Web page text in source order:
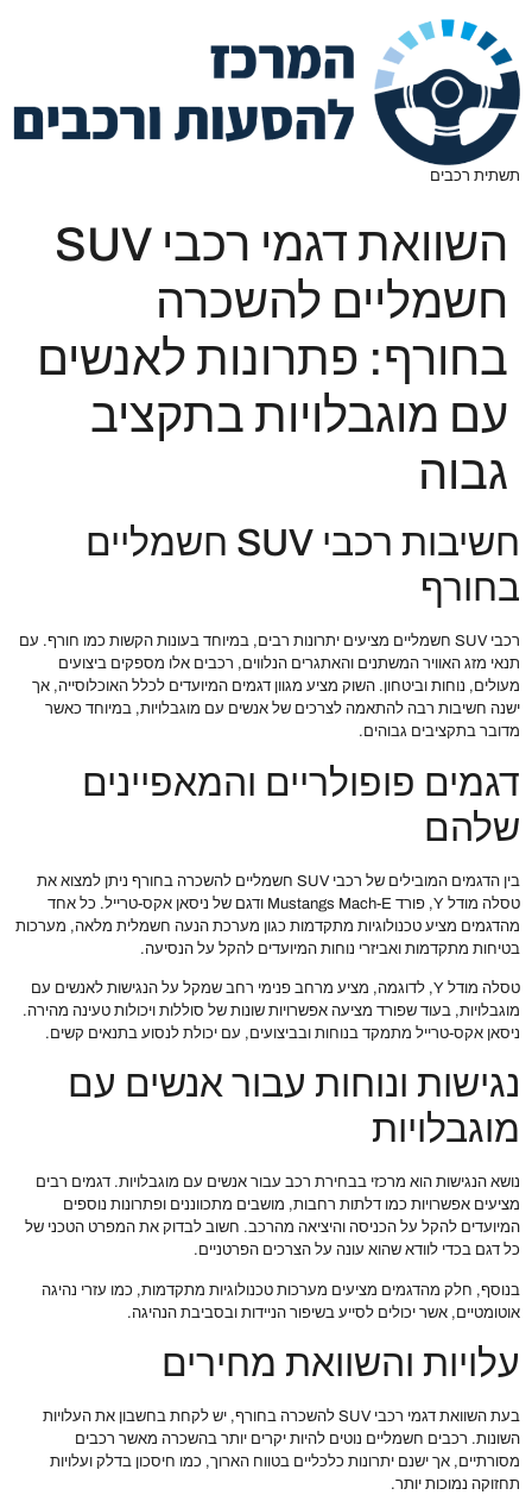
תשתית רכבים
השוואת דגמי רכבי SUV
חשמליים להשכרה
בחורף: פתרונות לאנשים
עם מוגבלויות בתקציב
גבוה
חשיבות רכבי SUV חשמליים
בחורף
רכבי SUV חשמליים מציעים יתרונות רבים, במיוחד בעונות הקשות כמו חורף. עם
תנאי מזג האוויר המשתנים והאתגרים הנלווים, רכבים אלו מספקים ביצועים
מעולים, נוחות וביטחון. השוק מציע מגוון דגמים המיועדים לכלל האוכלוסייה, אך
ישנה חשיבות רבה להתאמה לצרכים של אנשים עם מוגבלויות, במיוחד כאשר
מדובר בתקציבים גבוהים.
דגמים פופולריים והמאפיינים
שלהם
בין הדגמים המובילים של רכבי SUV חשמליים להשכרה בחורף ניתן למצוא את
טסלה מודל Y, פורד Mustangs Mach-E ודגם של ניסאן אקס-טרייל. כל אחד
מהדגמים מציע טכנולוגיות מתקדמות כגון מערכת הנעה חשמלית מלאה, מערכות
בטיחות מתקדמות ואביזרי נוחות המיועדים להקל על הנסיעה.
טסלה מודל Y, לדוגמה, מציע מרחב פנימי רחב שמקל על הנגישות לאנשים עם
מוגבלויות, בעוד שפורד מציעה אפשרויות שונות של סוללות ויכולות טעינה מהירה.
ניסאן אקס-טרייל מתמקד בנוחות ובביצועים, עם יכולת לנסוע בתנאים קשים.
נגישות ונוחות עבור אנשים עם
מוגבלויות
נושא הנגישות הוא מרכזי בבחירת רכב עבור אנשים עם מוגבלויות. דגמים רבים
מציעים אפשרויות כמו דלתות רחבות, מושבים מתכווננים ופתרונות נוספים
המיועדים להקל על הכניסה והיציאה מהרכב. חשוב לבדוק את המפרט הטכני של
כל דגם בכדי לוודא שהוא עונה על הצרכים הפרטניים.
בנוסף, חלק מהדגמים מציעים מערכות טכנולוגיות מתקדמות, כמו עזרי נהיגה
אוטומטיים, אשר יכולים לסייע בשיפור הניידות ובסביבת הנהיגה.
עלויות והשוואת מחירים
בעת השוואת דגמי רכבי SUV להשכרה בחורף, יש לקחת בחשבון את העלויות
השונות. רכבים חשמליים נוטים להיות יקרים יותר בהשכרה מאשר רכבים
מסורתיים, אך ישנם יתרונות כלכליים בטווח הארוך, כמו חיסכון בדלק ועלויות
תחזוקה נמוכות יותר.